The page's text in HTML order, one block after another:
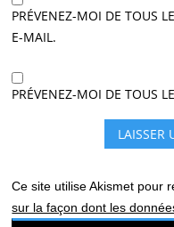
PRÉVENEZ-MOI DE TOUS
E-MAIL.
PRÉVENEZ-MOI DE TOUS
Ce site utilise Akismet pour
sur la façon dont les